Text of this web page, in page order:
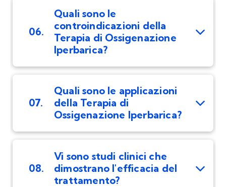
06.
Quali sono le
controindicazioni della
Terapia di Ossigenazione
Iperbarica?
07.
Quali sono le applicazioni
della Terapia di
Ossigenazione Iperbarica?
08.
Vi sono studi clinici che
dimostrano l'efficacia del
trattamento?